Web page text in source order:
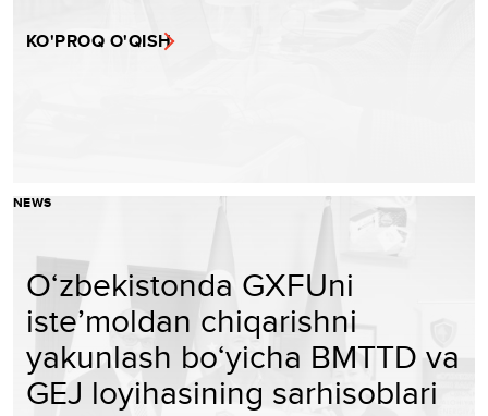
KO'PROQ O'QISH
NEWS
O‘zbekistonda GXFUni
iste’moldan chiqarishni
yakunlash bo‘yicha BMTTD va
GEJ loyihasining sarhisoblari